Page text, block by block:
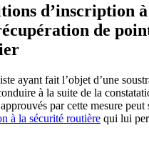
d’inscription
de
ayant fait l’objet d’une
à la suite de la
par cette mesure peut
à la sécurité routière qui lui